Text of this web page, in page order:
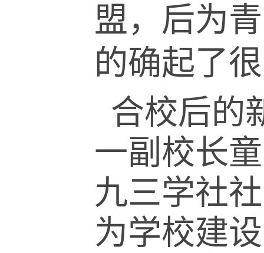
盟，后为
的确起了
合校后的
一副校长
九三学社
为学校建